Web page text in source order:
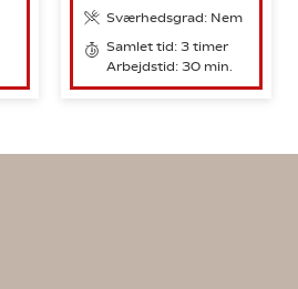
Sværhedsgrad: Nem
Samlet tid: 3 timer
Arbejdstid: 30 min.